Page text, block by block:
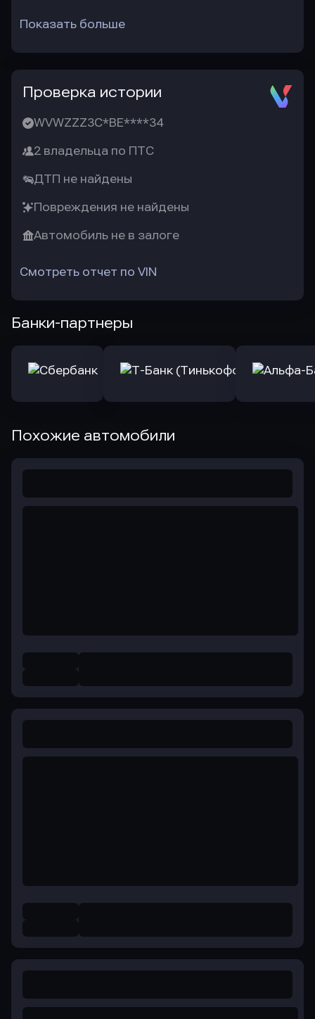
Показать больше
Проверка истории
WVWZZZ3C*BE****34
2 владельца по ПТС
ДТП не найдены
Повреждения не найдены
Автомобиль не в залоге
Смотреть отчет по VIN
Банки-партнеры
Похожие автомобили